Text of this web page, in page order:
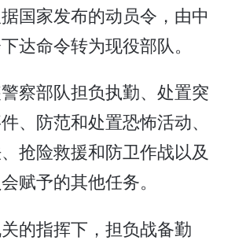
国家发布的动员令，由中
达命令转为现役部队。
察部队担负执勤、处置突
、防范和处置恐怖活动、
抢险救援和防卫作战以及
赋予的其他任务。
的指挥下，担负战备勤